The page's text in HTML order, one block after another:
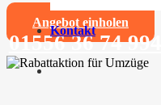
Kontakt
Angebot einholen
01556 36 74 994